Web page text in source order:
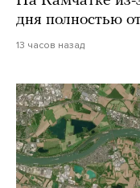
дня полностью
13 часов назад